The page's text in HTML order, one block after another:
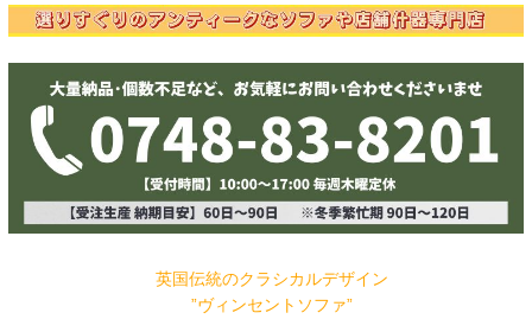
英国伝統のクラシカルデザイン
”ヴィンセントソファ”